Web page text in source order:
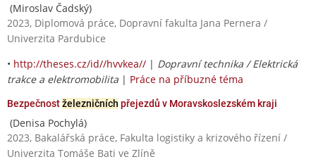
(Miroslav Čadský)
2023, Diplomová práce, Dopravní fakulta Jana Pernera /
Univerzita Pardubice
• http://theses.cz/id//hvvkea// | Dopravní technika / Elektrická
trakce a elektromobilita | Práce na příbuzné téma
Bezpečnostželezničních přejezdů v Moravskoslezském kraji
(Denisa Pochylá)
2023, Bakalářská práce, Fakulta logistiky a krizového řízení /
Univerzita Tomáše Bati ve Zlíně